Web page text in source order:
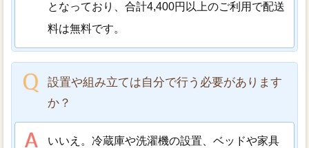
となっており、合計4,400円以上のご利用で配送
料は無料です。
設置や組み立ては自分で行う必要があります
か？
いいえ。冷蔵庫や洗濯機の設置、ベッドや家具